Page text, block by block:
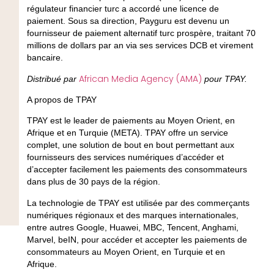
régulateur financier turc a accordé une licence de
paiement. Sous sa direction, Payguru est devenu un
fournisseur de paiement alternatif turc prospère, traitant 70
millions de dollars par an via ses services DCB et virement
bancaire.
Distribué par African Media Agency (AMA) pour TPAY.
A propos de TPAY
TPAY est le leader de paiements au Moyen Orient, en
Afrique et en Turquie (META). TPAY offre un service
complet, une solution de bout en bout permettant aux
fournisseurs des services numériques d’accéder et
d’accepter facilement les paiements des consommateurs
dans plus de 30 pays de la région.
La technologie de TPAY est utilisée par des commerçants
numériques régionaux et des marques internationales,
entre autres Google, Huawei, MBC, Tencent, Anghami,
Marvel, beIN, pour accéder et accepter les paiements de
consommateurs au Moyen Orient, en Turquie et en
Afrique.